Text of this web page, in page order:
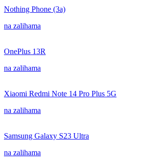
Nothing Phone (3a)
na zalihama
OnePlus 13R
na zalihama
Xiaomi Redmi Note 14 Pro Plus 5G
na zalihama
Samsung Galaxy S23 Ultra
na zalihama